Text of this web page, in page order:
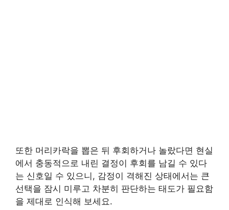
또한 머리카락을 뽑은 뒤 후회하거나 놀랐다면 현실
에서 충동적으로 내린 결정이 후회를 남길 수 있다
는 신호일 수 있으니, 감정이 격해진 상태에서는 큰
선택을 잠시 미루고 차분히 판단하는 태도가 필요함
을 제대로 인식해 보세요.